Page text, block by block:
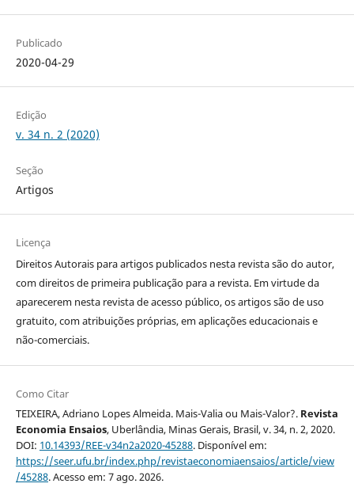
Publicado
2020-04-29
Edição
v. 34 n. 2 (2020)
Seção
Artigos
Licença
Direitos Autorais para artigos publicados nesta revista são do autor,
com direitos de primeira publicação para a revista. Em virtude da
aparecerem nesta revista de acesso público, os artigos são de uso
gratuito, com atribuições próprias, em aplicações educacionais e
não-comerciais.
Como Citar
TEIXEIRA, Adriano Lopes Almeida. Mais-Valia ou Mais-Valor?. Revista
Economia Ensaios, Uberlândia, Minas Gerais, Brasil, v. 34, n. 2, 2020.
DOI: 10.14393/REE-v34n2a2020-45288. Disponível em:
https://seer.ufu.br/index.php/revistaeconomiaensaios/article/view
/45288. Acesso em: 7 ago. 2026.